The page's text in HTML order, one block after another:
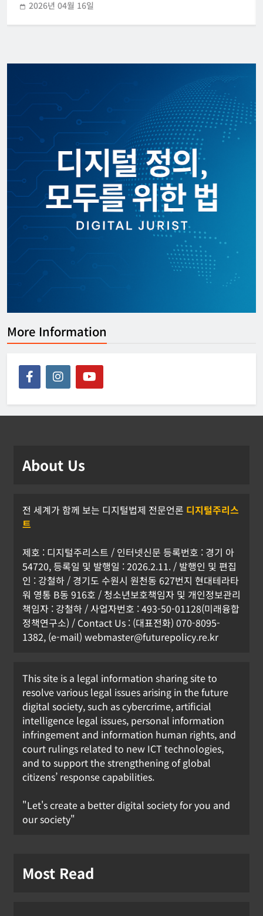
2026년 03월 01일
2026년 04월 16일
More Information
About Us
전 세계가 함께 보는 디지털법제 전문언론 디지털주리스
트
제호 : 디지털주리스트 / 인터넷신문 등록번호 : 경기 아
54720, 등록일 및 발행일 : 2026.2.11. / 발행인 및 편집
인 : 강철하 / 경기도 수원시 원천동 627번지 현대테라타
워 영통 B동 916호 / 청소년보호책임자 및 개인정보관리
책임자 : 강철하 / 사업자번호 : 493-50-01128(미래융합
정책연구소) / Contact Us : (대표전화) 070-8095-
1382, (e-mail) webmaster@futurepolicy.re.kr
This site is a legal information sharing site to
resolve various legal issues arising in the future
digital society, such as cybercrime, artificial
intelligence legal issues, personal information
infringement and information human rights, and
court rulings related to new ICT technologies,
and to support the strengthening of global
citizens’ response capabilities.
"Let's create a better digital society for you and
our society"
Most Read